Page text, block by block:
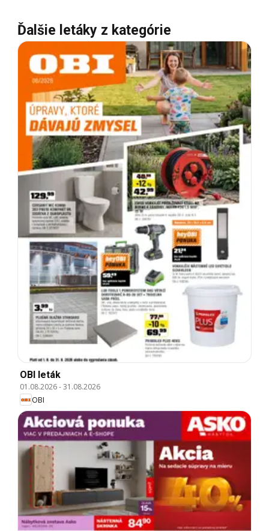
Ďalšie letáky z kategórie
OBI leták
01.08.2026-31.08.2026
OBI